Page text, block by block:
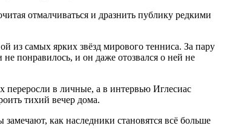
отмалчиваться и дразнить публику редкими
из самых ярких звёзд мирового тенниса. За пару
понравилось, и он даже отозвался о ней не
переросли в личные, а в интервью Иглесиас
тихий вечер дома.
как наследники становятся всё больше